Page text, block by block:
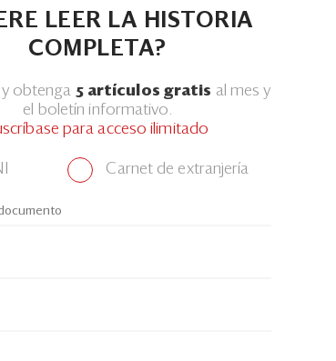
LEER LA HISTORIA
COMPLETA?
y obtenga 5 artículos gratis al mes y
el boletín informativo.
para acceso ilimitado
Carnet de extranjería